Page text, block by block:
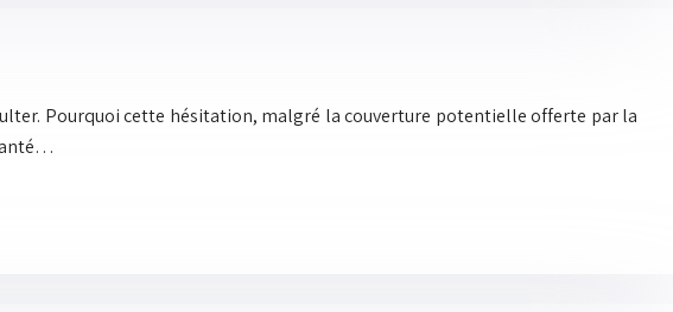
Pourquoi cette hésitation, malgré la couverture potentielle offerte par la